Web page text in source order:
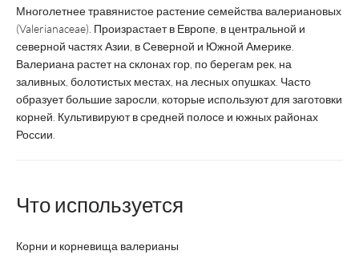
Многолетнее травянистое растение семейства валериановых
(Valerianaceae). Произрастает в Европе, в центральной и
северной частях Азии, в Северной и Южной Америке.
Валериана растет на склонах гор, по берегам рек, на
заливных, болотистых местах, на лесных опушках. Часто
образует большие заросли, которые используют для заготовки
корней. Культивируют в средней полосе и южных районах
России.
Что используется
Корни и корневища валерианы